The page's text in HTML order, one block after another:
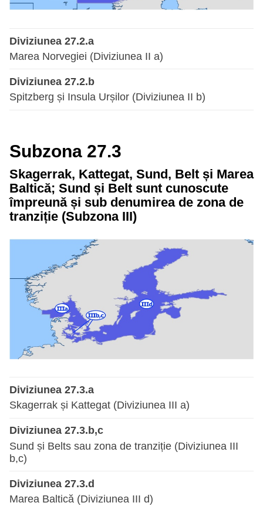
Diviziunea 27.2.a
Marea Norvegiei (Diviziunea II a)
Diviziunea 27.2.b
Spitzberg și Insula Urșilor (Diviziunea II b)
Subzona 27.3
Skagerrak, Kattegat, Sund, Belt și Marea
Baltică; Sund și Belt sunt cunoscute
împreună și sub denumirea de zona de
tranziție (Subzona III)
Diviziunea 27.3.a
Skagerrak și Kattegat (Diviziunea III a)
Diviziunea 27.3.b,c
Sund și Belts sau zona de tranziție (Diviziunea III
b,c)
Diviziunea 27.3.d
Marea Baltică (Diviziunea III d)